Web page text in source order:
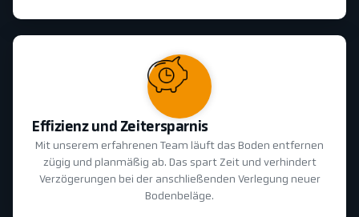
Effizienz und Zeitersparnis
Mit unserem erfahrenen Team läuft das Boden entfernen
zügig und planmäßig ab. Das spart Zeit und verhindert
Verzögerungen bei der anschließenden Verlegung neuer
Bodenbeläge.